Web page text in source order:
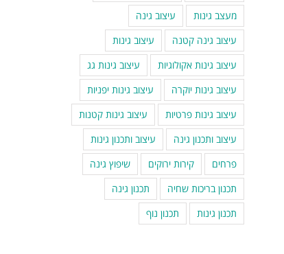
מעצב גינות
עיצוב גינה
עיצוב גינה קטנה
עיצוב גינות
עיצוב גינות אקולוגיות
עיצוב גינות גג
עיצוב גינות יוקרה
עיצוב גינות יפניות
עיצוב גינות פרטיות
עיצוב גינות קטנות
עיצוב ותכנון גינה
עיצוב ותכנון גינות
פרחים
קירות ירוקים
שיפוץ גינה
תכנון בריכות שחיה
תכנון גינה
תכנון גינות
תכנון נוף